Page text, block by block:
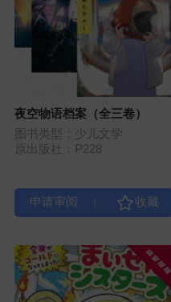
夜空物语档案（全三卷）
图书类型：少儿文学
原出版社：P228